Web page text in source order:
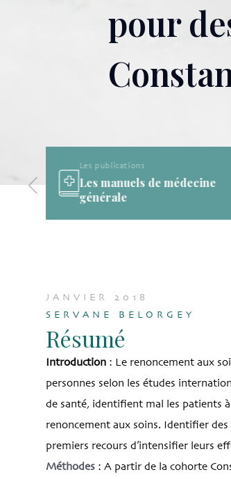
pour
Les publications
Les publications de la
SFMG
JANVIER 2018
SERVANE BELORGEY
Résumé
Introduction : Le renoncement aux
personnes selon les études
de santé, identifient mal les patients
renoncement aux soins. Identifier
premiers recours d’intensifier leurs
Méthodes : A partir de la cohorte